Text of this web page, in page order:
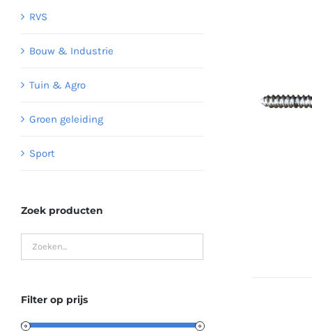
RVS
Bouw & Industrie
Tuin & Agro
Groen geleiding
Sport
Zoek producten
Filter op prijs